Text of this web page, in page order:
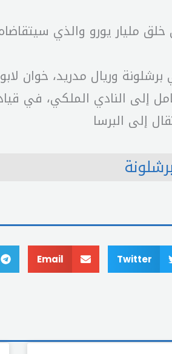
مليار يورو والذي
وريال مدريد، خوان
إلى النادي الملكي، في
إلى البرسا
Twitter
Email